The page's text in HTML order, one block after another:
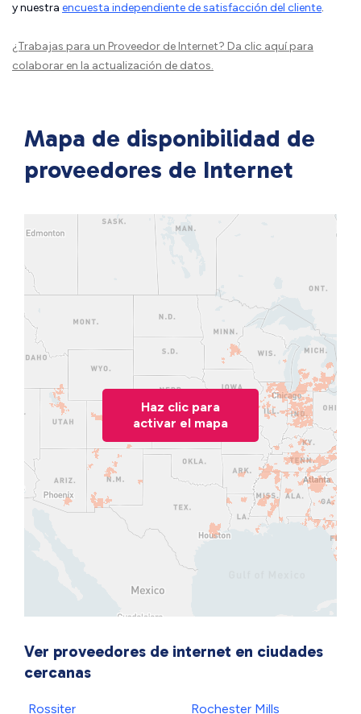
y nuestra encuesta independiente de satisfacción del cliente.
¿Trabajas para un Proveedor de Internet? Da clic aquípara
colaborar en la actualización de datos.
Mapa de disponibilidad de
proveedores de Internet
Haz clic para
activar el mapa
Ver proveedores de internet en ciudades
cercanas
Rossiter Rochester Mills